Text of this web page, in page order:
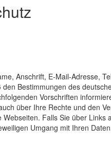
Anschrift, E-Mail-Adresse,
Bestimmungen des
Vorschriften
über Ihre Rechte und den
Falls Sie über
Umgang mit Ihren